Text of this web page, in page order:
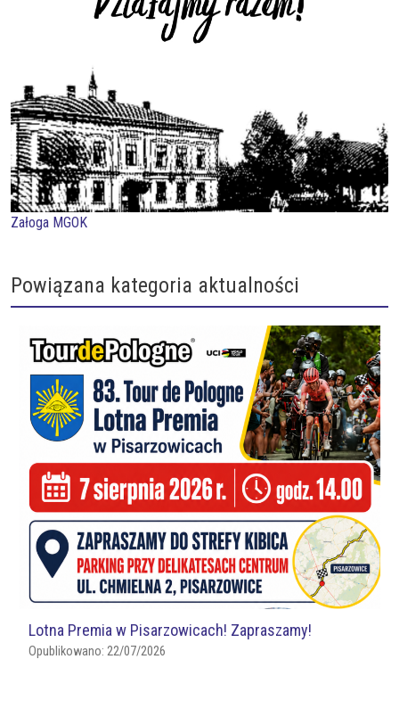
Załoga MGOK
Powiązana kategoria aktualności
Lotna Premia w Pisarzowicach! Zapraszamy!
Opublikowano: 22/07/2026